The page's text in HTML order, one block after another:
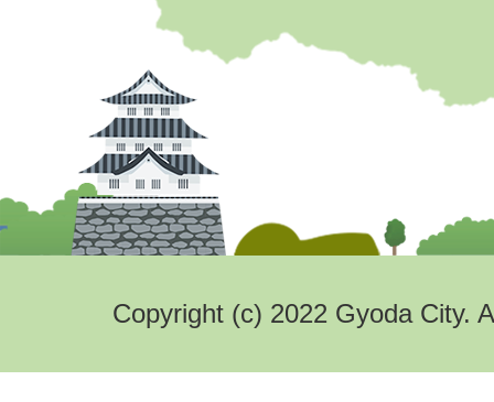
Copyright (c) 2022 Gyoda City.